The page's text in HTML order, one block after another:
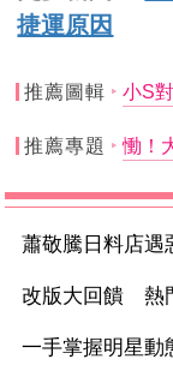
捷運原因
推薦圖輯 小S
推薦專題 慟！
蕭敬騰日料店遇
改版大回饋 熱
一手掌握明星動